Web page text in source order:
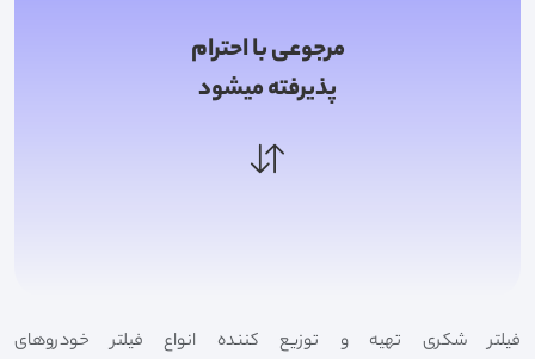
مرجوعی با احترام
پذیرفته میشود
فیلتر شکری تهیه و توزیع کننده انواع فیلتر خودروهای